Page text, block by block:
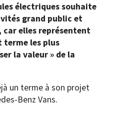
électriques souhaite
grand public et
elles représentent
terme les plus
la valeur » de la
un terme à son projet
Benz Vans.